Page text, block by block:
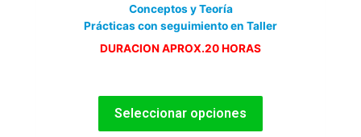
Conceptos y Teoría
Prácticas con seguimiento en Taller
DURACION APROX.20 HORAS
Seleccionar opciones